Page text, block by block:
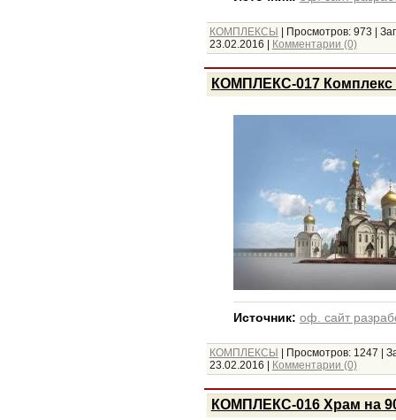
КОМПЛЕКСЫ | Просмотров: 973 |
23.02.2016 | Комментарии (0)
КОМПЛЕКС-017
Источник: оф. сайт
КОМПЛЕКСЫ | Просмотров: 1247 |
23.02.2016 | Комментарии (0)
КОМПЛЕКС-016 Храм на